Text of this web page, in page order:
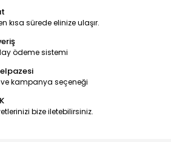
kısa sürede elinize ulaşır.
ödeme sistemi
kampanya seçeneği
bize iletebilirsiniz.